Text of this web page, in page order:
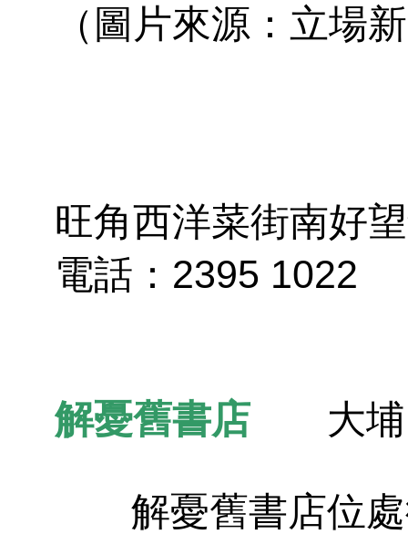
（圖片來源：立場
旺角西洋菜街南好
電話：2395 1022
解憂舊書店 大埔
解憂舊書店位處